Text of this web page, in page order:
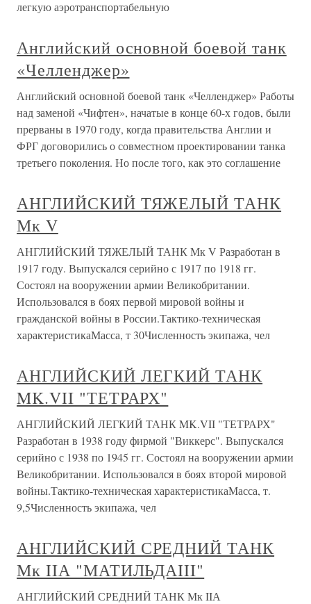
легкую аэротранспортабельную
Английский основной боевой танк
«Челленджер»
Английский основной боевой танк «Челленджер» Работы
над заменой «Чифтен», начатые в конце 60-х годов, были
прерваны в 1970 году, когда правительства Англии и
ФРГ договорились о совместном проектировании танка
третьего поколения. Но после того, как это соглашение
АНГЛИЙСКИЙ ТЯЖЕЛЫЙ ТАНК
Мк V
АНГЛИЙСКИЙ ТЯЖЕЛЫЙ ТАНК Мк V Разработан в
1917 году. Выпускался серийно с 1917 по 1918 гг.
Состоял на вооружении армии Великобритании.
Использовался в боях первой мировой войны и
гражданской войны в России.Тактико-техническая
характеристикаМасса, т 30Численность экипажа, чел
АНГЛИЙСКИЙ ЛЕГКИЙ ТАНК
MK.VII "ТЕТРАРХ"
АНГЛИЙСКИЙ ЛЕГКИЙ ТАНК MK.VII "ТЕТРАРХ"
Разработан в 1938 году фирмой "Виккерс". Выпускался
серийно с 1938 по 1945 гг. Состоял на вооружении армии
Великобритании. Использовался в боях второй мировой
войны.Тактико-техническая характеристикаМасса, т.
9,5Численность экипажа, чел
АНГЛИЙСКИЙ СРЕДНИЙ ТАНК
Мк IIА "МАТИЛЬДАIII"
АНГЛИЙСКИЙ СРЕДНИЙ ТАНК Мк IIА